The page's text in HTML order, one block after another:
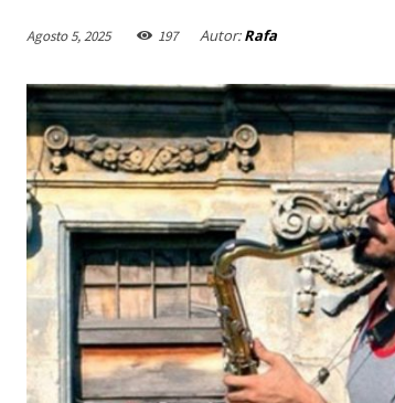
Agosto 5, 2025 197 Autor: Rafa